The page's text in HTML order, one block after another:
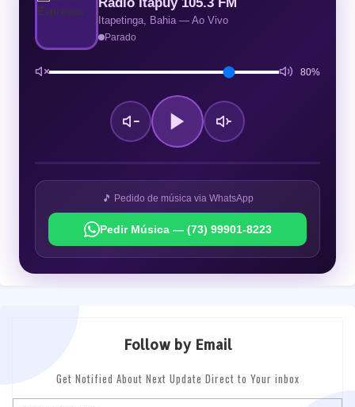
Itapetinga, Bahia — Ao Vivo
Parado
80%
🎵 Pedido de música via WhatsApp
Pedir Música — (73) 99901-8223
Follow by Email
Get Notified About Next Update Direct to Your inbox